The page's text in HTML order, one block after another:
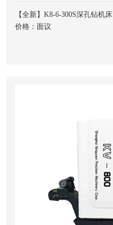
【全新】K8-6-300S深孔钻机床
价格：面议